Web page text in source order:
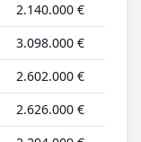
2.140.000 €
3.098.000 €
2.602.000 €
2.626.000 €